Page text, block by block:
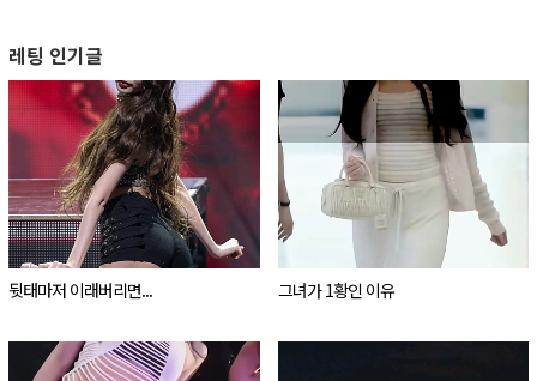
레팅 인기글
뒷태마저 이래버리면... 그녀가 1황인 이유